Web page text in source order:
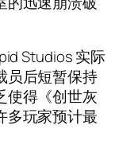
Studios 实际
员后短暂保持
使得《创世灰
多玩家预计最